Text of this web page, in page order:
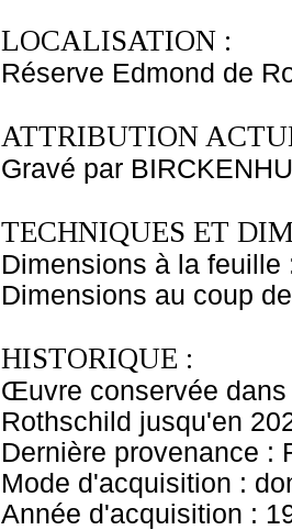
LOCALISATION :
Réserve Edmond de
ATTRIBUTION
Gravé par
TECHNIQUES ET
Dimensions à la
Dimensions au coup
HISTORIQUE :
Œuvre conservée dans
Rothschild jusqu'en
Dernière provenance :
Mode d'acquisition :
Année d'acquisition :